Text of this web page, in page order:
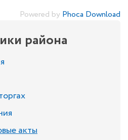
Powered by Phoca Download
района
акты